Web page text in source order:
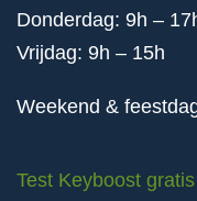
Donderdag: 9h –
Vrijdag: 9h – 15h
Weekend &
Test Keyboost